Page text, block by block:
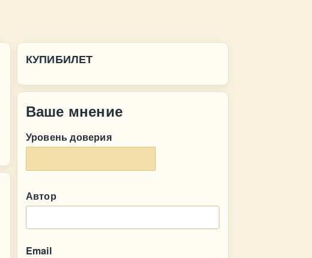
КУПИБИЛЕТ
Ваше мнение
Уровень доверия
Автор
Email